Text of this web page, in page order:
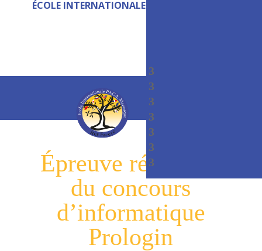
ÉCOLE INTERNATIONALE PACA MANOSQUE
Épreuve régionale
du concours
d’informatique
Prologin